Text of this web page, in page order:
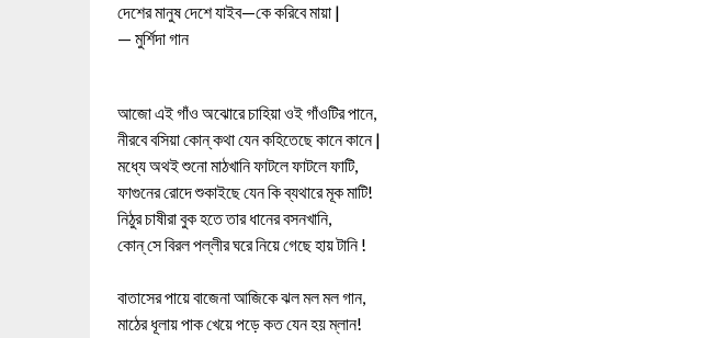
দেশের মানুষ দেশে যাইব—কে করিবে মায়া |
— মুর্শিদা গান
আজো এই গাঁও অঝোরে চাহিয়া ওই গাঁওটির পানে,
নীরবে বসিয়া কোন্ কথা যেন কহিতেছে কানে কানে |
মধ্যে অথই শুনো মাঠখানি ফাটলে ফাটলে ফাটি,
ফাগুনের রোদে শুকাইছে যেন কি ব্যথারে মূক মাটি!
নিঠুর চাষীরা বুক হতে তার ধানের বসনখানি,
কোন্ সে বিরল পল্লীর ঘরে নিয়ে গেছে হায় টানি !
বাতাসের পায়ে বাজেনা আজিকে ঝল মল মল গান,
মাঠের ধূলায় পাক খেয়ে পড়ে কত যেন হয় ম্লান!